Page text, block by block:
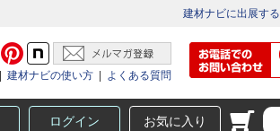
建材ナビに出展する
建材ナビの使い方 よくある質問
ログイン お気に入り